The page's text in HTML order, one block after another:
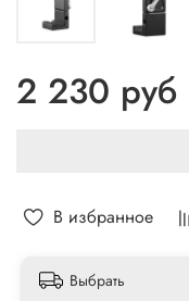
2 230 руб
В избранное
Выбрать